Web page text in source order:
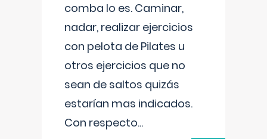
comba lo es. Caminar,
nadar, realizar ejercicios
con pelota de Pilates u
otros ejercicios que no
sean de saltos quizás
estarían mas indicados.
Con respecto...